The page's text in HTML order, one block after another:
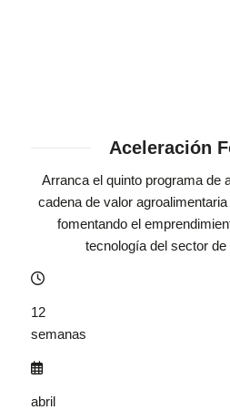
Aceleración
Arranca el quinto programa de
cadena de valor
fomentando el
tecnología del sector de
12
semanas
abril